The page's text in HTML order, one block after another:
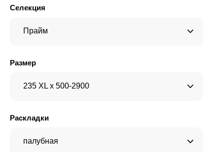
Селекция
Прайм
Размер
235 XL x 500-2900
Раскладки
палубная